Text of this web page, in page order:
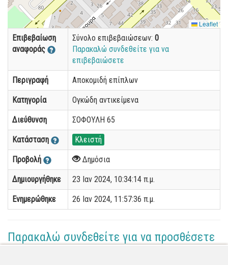
Leaflet
Επιβεβαίωση
αναφοράς
Σύνολο επιβεβαιώσεων: 0
Παρακαλώ συνδεθείτε για να
επιβεβαιώσετε
Περιγραφή Αποκομιδή επίπλων
Κατηγορία Ογκώδη αντικείμενα
Διεύθυνση ΣΟΦΟΥΛΗ 65
Κατάσταση Κλειστή
Προβολή Δημόσια
Δημιουργήθηκε 23 Ιαν 2024, 10:34:14 π.μ.
Ενημερώθηκε 26 Ιαν 2024, 11:57:36 π.μ.
Παρακαλώ συνδεθείτε για να προσθέσετε